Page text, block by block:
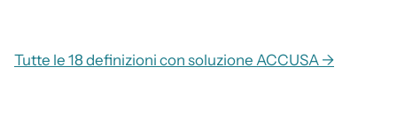
Tutte le 18 definizioni con soluzione ACCUSA →